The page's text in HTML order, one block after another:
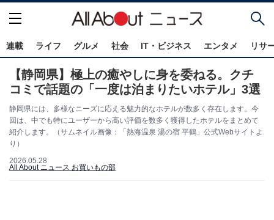
連載 ライフ グルメ 社会 IT・ビジネス エンタメ リサ
【静岡県】極上の癒やしに身を委ねる。クチ
コミで話題の「一度は泊まりたいホテル」3選
静岡県には、多様なニーズに応える魅力的なホテルが数多く存在します。今
回は、中でも特にユーザーから高い評価を数多く獲得したホテルをまとめて
紹介します。（サムネイル画像：「熱海温泉 湯の宿 平鶴」公式Webサイトよ
り）
2026.05.28
All About ニュース お買いもの部